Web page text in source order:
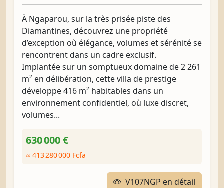
À Ngaparou, sur la très prisée piste des
Diamantines, découvrez une propriété
d’exception où élégance, volumes et sérénité se
rencontrent dans un cadre exclusif.
Implantée sur un somptueux domaine de 2 261
m² en délibération, cette villa de prestige
développe 416 m² habitables dans un
environnement confidentiel, où luxe discret,
volumes...
630 000 €
≈ 413 280 000 Fcfa
V107NGP en détail